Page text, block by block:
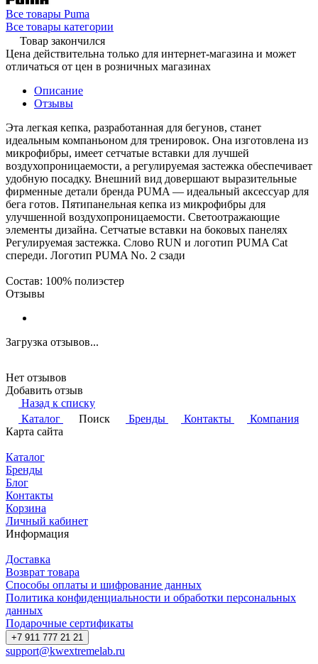
Все товары Puma
Все товары категории
Товар закончился
Цена действительна только для интернет-магазина и может
отличаться от цен в розничных магазинах
Описание
Отзывы
Эта легкая кепка, разработанная для бегунов, станет
идеальным компаньоном для тренировок. Она изготовлена из
микрофибры, имеет сетчатые вставки для лучшей
воздухопроницаемости, а регулируемая застежка обеспечивает
удобную посадку. Внешний вид довершают выразительные
фирменные детали бренда PUMA — идеальный аксессуар для
бега готов. Пятипанельная кепка из микрофибры для
улучшенной воздухопроницаемости. Светоотражающие
элементы дизайна. Сетчатые вставки на боковых панелях
Регулируемая застежка. Слово RUN и логотип PUMA Cat
спереди. Логотип PUMA No. 2 сзади
Состав: 100% полиэстер
Отзывы
Загрузка отзывов...
Нет отзывов
Добавить отзыв
Назад к списку
Каталог
Поиск Бренды Контакты
Компания
Карта сайта
Каталог
Бренды
Блог
Контакты
Корзина
Личный кабинет
Информация
Доставка
Возврат товара
Способы оплаты и шифрование данных
Политика конфиденциальности и обработки персональных
данных
Подарочные сертификаты
+7 911 777 21 21
support@kwextremelab.ru